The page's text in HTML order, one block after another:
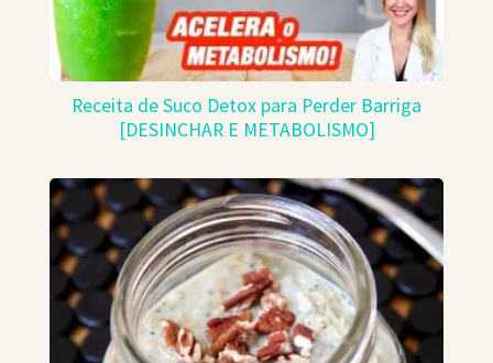
Receita de Suco Detox para Perder Barriga
[DESINCHAR E METABOLISMO]